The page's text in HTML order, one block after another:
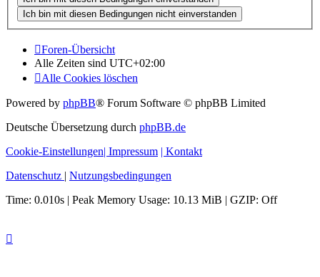
Foren-Übersicht
Alle Zeiten sind UTC+02:00
Alle Cookies löschen
Powered by phpBB® Forum Software © phpBB Limited
Deutsche Übersetzung durch phpBB.de
Cookie-Einstellungen| Impressum | Kontakt
Datenschutz | Nutzungsbedingungen
Time: 0.010s | Peak Memory Usage: 10.13 MiB | GZIP: Off